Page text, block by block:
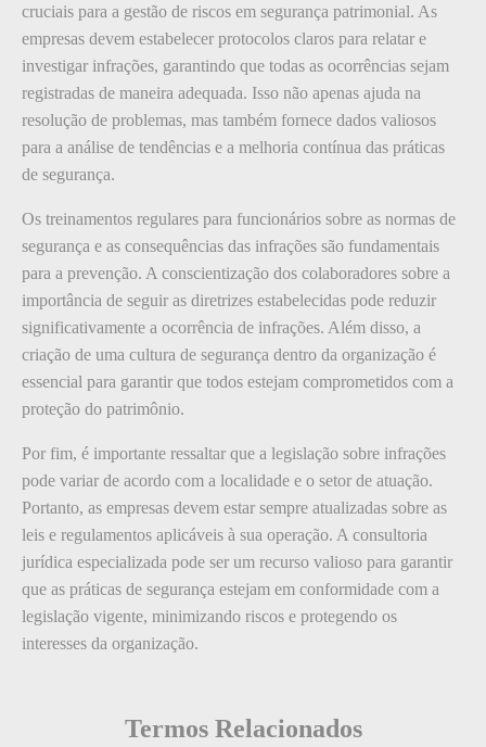
cruciais para a gestão de riscos em segurança patrimonial. As
empresas devem estabelecer protocolos claros para relatar e
investigar infrações, garantindo que todas as ocorrências sejam
registradas de maneira adequada. Isso não apenas ajuda na
resolução de problemas, mas também fornece dados valiosos
para a análise de tendências e a melhoria contínua das práticas
de segurança.
Os treinamentos regulares para funcionários sobre as normas de
segurança e as consequências das infrações são fundamentais
para a prevenção. A conscientização dos colaboradores sobre a
importância de seguir as diretrizes estabelecidas pode reduzir
significativamente a ocorrência de infrações. Além disso, a
criação de uma cultura de segurança dentro da organização é
essencial para garantir que todos estejam comprometidos com a
proteção do patrimônio.
Por fim, é importante ressaltar que a legislação sobre infrações
pode variar de acordo com a localidade e o setor de atuação.
Portanto, as empresas devem estar sempre atualizadas sobre as
leis e regulamentos aplicáveis à sua operação. A consultoria
jurídica especializada pode ser um recurso valioso para garantir
que as práticas de segurança estejam em conformidade com a
legislação vigente, minimizando riscos e protegendo os
interesses da organização.
Termos Relacionados